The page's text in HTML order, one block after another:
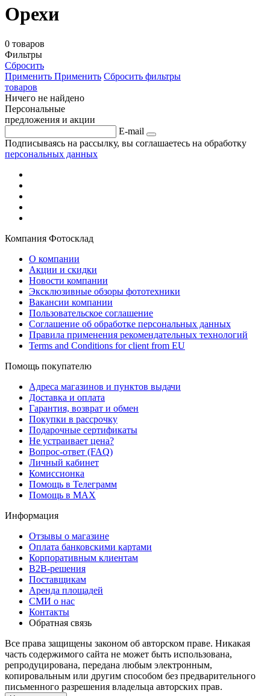
Орехи
0 товаров
Фильтры
Сбросить
Применить Применить Сбросить фильтры
товаров
Ничего не найдено
Персональные
предложения и акции
E-mail
Подписываясь на рассылку, вы соглашаетесь на обработку
персональных данных
Компания Фотосклад
О компании
Акции и скидки
Новости компании
Эксклюзивные обзоры фототехники
Вакансии компании
Пользовательское соглашение
Соглашение об обработке персональных данных
Правила применения рекомендательных технологий
Terms and Conditions for client from EU
Помощь покупателю
Адреса магазинов и пунктов выдачи
Доставка и оплата
Гарантия, возврат и обмен
Покупки в рассрочку
Подарочные сертификаты
Не устраивает цена?
Вопрос-ответ (FAQ)
Личный кабинет
Комиссионка
Помощь в Телеграмм
Помощь в MAX
Информация
Отзывы о магазине
Оплата банковскими картами
Корпоративным клиентам
B2B-решения
Поставщикам
Аренда площадей
СМИ о нас
Контакты
Обратная связь
Все права защищены законом об авторском праве. Никакая
часть содержимого сайта не может быть использована,
репродуцирована, передана любым электронным,
копировальным или другим способом без предварительного
письменного разрешения владельца авторских прав.